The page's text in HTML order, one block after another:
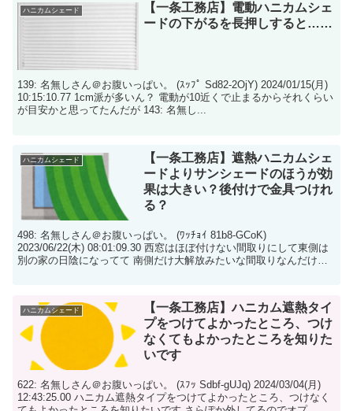
ハニカムシェード
【一条工務店】電動ハニカムシェ
ードの下がるを長押しすると……
139: 名無しさん＠お腹いっぱい。 (ｽｯﾌﾟ Sd82-2OjY) 2024/01/15(月)
10:15:10.77 1cm派が多いん？ 電動が10近くで止まるからそれくらい
が目安かと思ってたんだが 143: 名無し...
ハニカムシェード
【一条工務店】遮熱ハニカムシェ
ードよりサンシェードのほうが効
果は大きい？後付けで金具つけれ
る？
498: 名無しさん＠お腹いっぱい。 (ﾜｯﾁｮｲ 81b8-GCoK)
2023/06/22(木) 08:01:09.30 西窓はほぼ付けない間取りにして東側は
別の家の日陰になってて 南側だけ大解放みたいな間取りなんだけど
ハニカムシェード
【一条工務店】ハニカム遮熱タイ
プをつけてよかったところ、つけ
なくてもよかったところを知りた
いです
622: 名無しさん＠お腹いっぱい。 (ｽﾌｯ Sdbf-gUJq) 2024/03/04(月)
12:43:25.00 ハニカム遮熱タイプをつけてよかったところ、つけなく